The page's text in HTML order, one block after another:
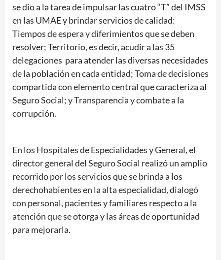
se dio a la tarea de impulsar las cuatro “T” del IMSS
en las UMAE y brindar servicios de calidad:
Tiempos de espera y diferimientos que se deben
resolver; Territorio, es decir, acudir a las 35
delegaciones para atender las diversas necesidades
de la población en cada entidad; Toma de decisiones
compartida con elemento central que caracteriza al
Seguro Social; y Transparencia y combate a la
corrupción.
En los Hospitales de Especialidades y General, el
director general del Seguro Social realizó un amplio
recorrido por los servicios que se brinda a los
derechohabientes en la alta especialidad, dialogó
con personal, pacientes y familiares respecto a la
atención que se otorga y las áreas de oportunidad
para mejorarla.